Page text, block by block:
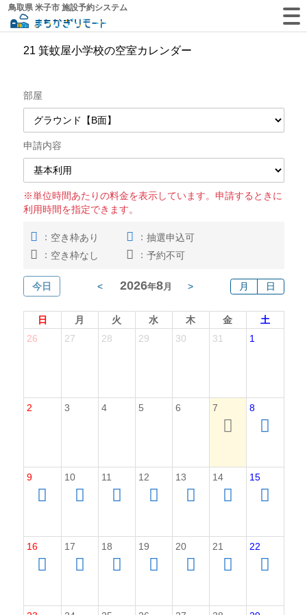
鳥取県 米子市 施設予約システム
21 箕蚊屋小学校の空室カレンダー
部屋
申請内容
※単位時間あたりの料金を表示しています。申請するときに
利用時間を指定できます。
： 空き枠あり ： 抽選申込可
： 空き枠なし ： 予約不可
今日 < 2026年8 月 > 月 日
日 月 火 水 木 金
土
26
27 28 29 30 31 1
2 3 4 5 6 7 8
9 10 11 12 13 14 15
16 17 18 19 20 21 22